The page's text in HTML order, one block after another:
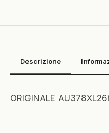
Descrizione
ORIGINALE